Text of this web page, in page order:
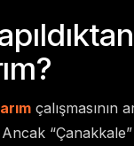
çalışmasının